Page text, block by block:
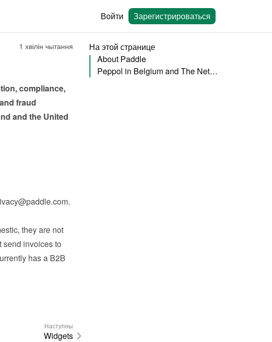
Войти Зарегистрироваться
1 хвілін чытання
compliance,
fraud
and the United
.
they are not
send invoices to
has a B2B
Наступны
Widgets
На этой странице
About Paddle
Peppol in Belgium and The Netherlands